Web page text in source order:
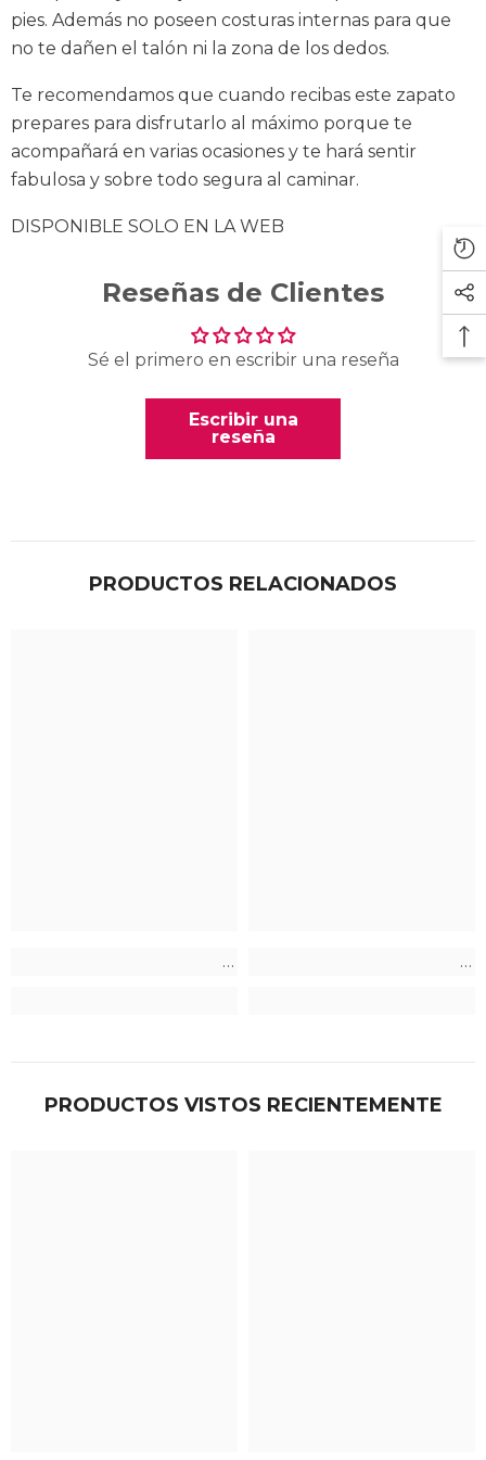
pies. Además no poseen costuras internas para que
no te dañen el talón ni la zona de los dedos.
Te recomendamos que cuando recibas este zapato
prepares para disfrutarlo al máximo porque te
acompañará en varias ocasiones y te hará sentir
fabulosa y sobre todo segura al caminar.
DISPONIBLE SOLO EN LA WEB
Reseñas de Clientes
Sé el primero en escribir una reseña
Escribir una
reseña
PRODUCTOS RELACIONADOS
PRODUCTOS VISTOS RECIENTEMENTE